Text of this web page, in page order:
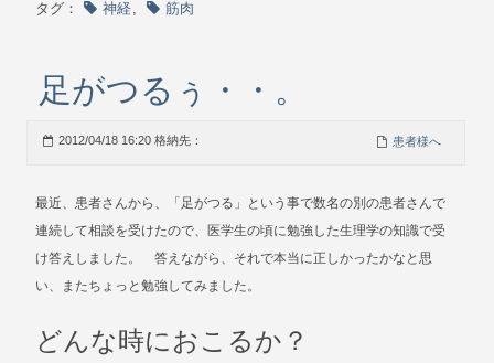
タグ： 神経, 筋肉
足がつるぅ・・。
2012/04/18 16:20 格納先： 患者様へ
最近、患者さんから、「足がつる」という事で数名の別の患者さんで
連続して相談を受けたので、医学生の頃に勉強した生理学の知識で受
け答えしました。 答えながら、それで本当に正しかったかなと思
い、またちょっと勉強してみました。
どんな時におこるか？